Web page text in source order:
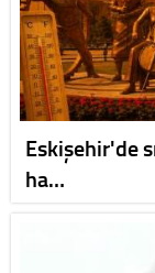
Eskişehir'de
ha…